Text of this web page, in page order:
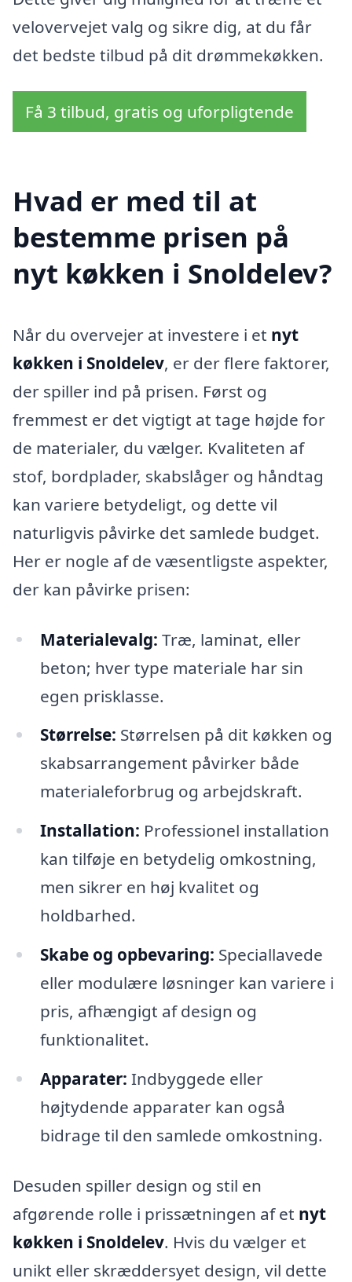
velovervejet valg og sikre dig, at du får
det bedste tilbud på dit drømmekøkken.
Få 3 tilbud, gratis og uforpligtende
Hvad er med til at
bestemme prisen på
nyt køkken i Snoldelev?
Når du overvejer at investere i et nyt
køkken i Snoldelev, er der flere faktorer,
der spiller ind på prisen. Først og
fremmest er det vigtigt at tage højde for
de materialer, du vælger. Kvaliteten af
stof, bordplader, skabslåger og håndtag
kan variere betydeligt, og dette vil
naturligvis påvirke det samlede budget.
Her er nogle af de væsentligste aspekter,
der kan påvirke prisen:
Materialevalg: Træ, laminat, eller
beton; hver type materiale har sin
egen prisklasse.
Størrelse: Størrelsen på dit køkken og
skabsarrangement påvirker både
materialeforbrug og arbejdskraft.
Installation: Professionel installation
kan tilføje en betydelig omkostning,
men sikrer en høj kvalitet og
holdbarhed.
Skabe og opbevaring: Speciallavede
eller modulære løsninger kan variere i
pris, afhængigt af design og
funktionalitet.
Apparater: Indbyggede eller
højtydende apparater kan også
bidrage til den samlede omkostning.
Desuden spiller design og stil en
afgørende rolle i prissætningen af et nyt
køkken i Snoldelev. Hvis du vælger et
unikt eller skræddersyet design, vil dette